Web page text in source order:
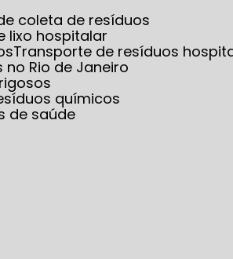
de coleta de resíduos
lixo hospitalar
Transporte de resíduos
no Rio de Janeiro
químicos
de saúde